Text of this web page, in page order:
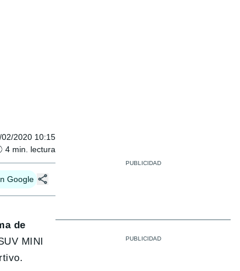
02/2020 10:15
4 min. lectura
Google
de
MINI